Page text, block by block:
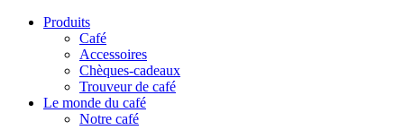
Produits
Café
Accessoires
Chèques-cadeaux
Trouveur de café
Le monde du café
Notre café